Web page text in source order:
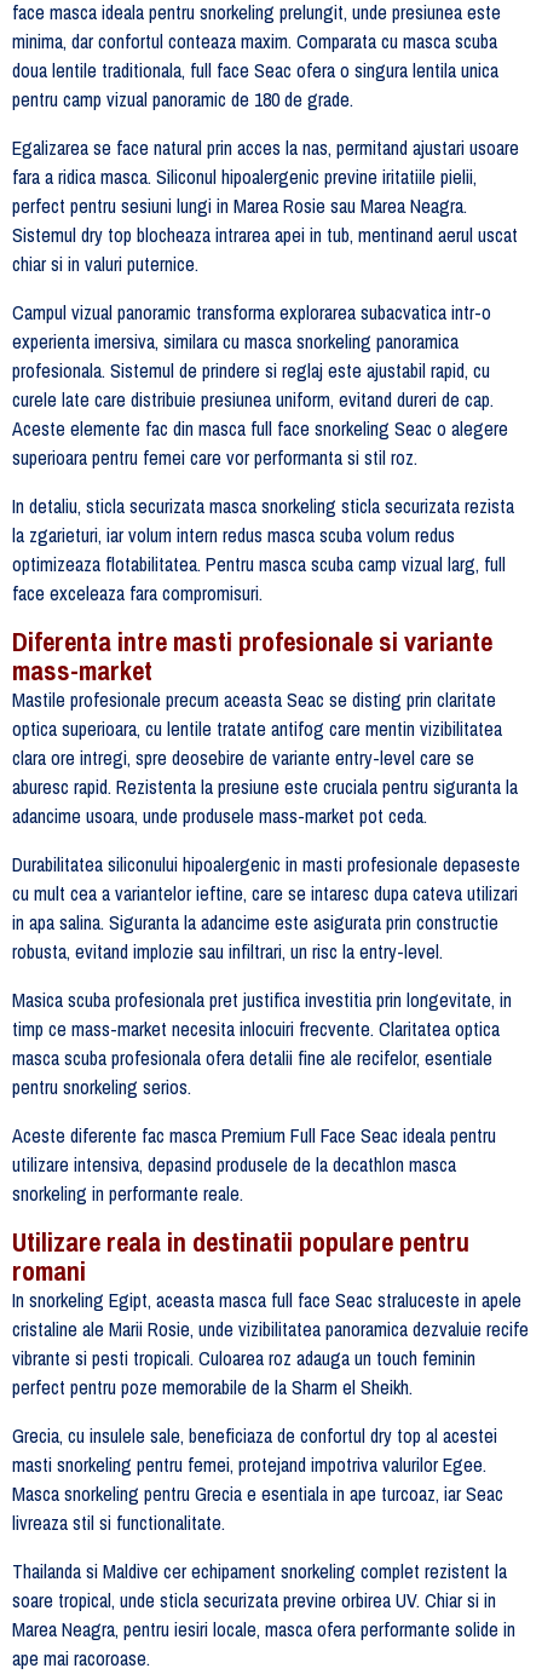
face masca ideala pentru snorkeling prelungit, unde presiunea este
minima, dar confortul conteaza maxim. Comparata cu masca scuba
doua lentile traditionala, full face Seac ofera o singura lentila unica
pentru camp vizual panoramic de 180 de grade.
Egalizarea se face natural prin acces la nas, permitand ajustari usoare
fara a ridica masca. Siliconul hipoalergenic previne iritatiile pielii,
perfect pentru sesiuni lungi in Marea Rosie sau Marea Neagra.
Sistemul dry top blocheaza intrarea apei in tub, mentinand aerul uscat
chiar si in valuri puternice.
Campul vizual panoramic transforma explorarea subacvatica intr-o
experienta imersiva, similara cu masca snorkeling panoramica
profesionala. Sistemul de prindere si reglaj este ajustabil rapid, cu
curele late care distribuie presiunea uniform, evitand dureri de cap.
Aceste elemente fac din masca full face snorkeling Seac o alegere
superioara pentru femei care vor performanta si stil roz.
In detaliu, sticla securizata masca snorkeling sticla securizata rezista
la zgarieturi, iar volum intern redus masca scuba volum redus
optimizeaza flotabilitatea. Pentru masca scuba camp vizual larg, full
face exceleaza fara compromisuri.
Diferenta intre masti profesionale si variante
mass-market
Mastile profesionale precum aceasta Seac se disting prin claritate
optica superioara, cu lentile tratate antifog care mentin vizibilitatea
clara ore intregi, spre deosebire de variante entry-level care se
aburesc rapid. Rezistenta la presiune este cruciala pentru siguranta la
adancime usoara, unde produsele mass-market pot ceda.
Durabilitatea siliconului hipoalergenic in masti profesionale depaseste
cu mult cea a variantelor ieftine, care se intaresc dupa cateva utilizari
in apa salina. Siguranta la adancime este asigurata prin constructie
robusta, evitand implozie sau infiltrari, un risc la entry-level.
Masica scuba profesionala pret justifica investitia prin longevitate, in
timp ce mass-market necesita inlocuiri frecvente. Claritatea optica
masca scuba profesionala ofera detalii fine ale recifelor, esentiale
pentru snorkeling serios.
Aceste diferente fac masca Premium Full Face Seac ideala pentru
utilizare intensiva, depasind produsele de la decathlon masca
snorkeling in performante reale.
Utilizare reala in destinatii populare pentru
romani
In snorkeling Egipt, aceasta masca full face Seac straluceste in apele
cristaline ale Marii Rosie, unde vizibilitatea panoramica dezvaluie recife
vibrante si pesti tropicali. Culoarea roz adauga un touch feminin
perfect pentru poze memorabile de la Sharm el Sheikh.
Grecia, cu insulele sale, beneficiaza de confortul dry top al acestei
masti snorkeling pentru femei, protejand impotriva valurilor Egee.
Masca snorkeling pentru Grecia e esentiala in ape turcoaz, iar Seac
livreaza stil si functionalitate.
Thailanda si Maldive cer echipament snorkeling complet rezistent la
soare tropical, unde sticla securizata previne orbirea UV. Chiar si in
Marea Neagra, pentru iesiri locale, masca ofera performante solide in
ape mai racoroase.